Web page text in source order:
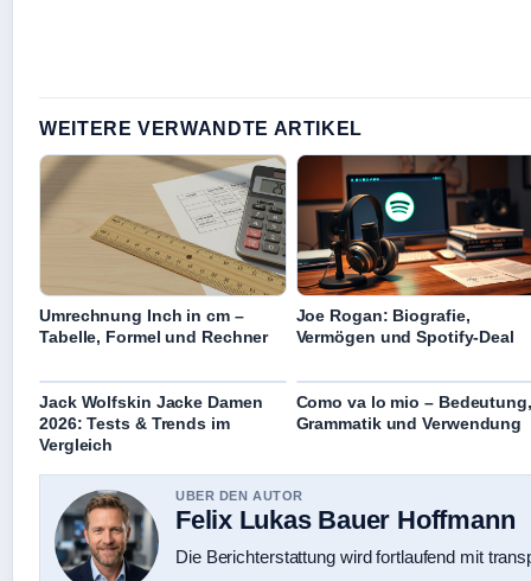
WEITERE VERWANDTE ARTIKEL
Umrechnung Inch in cm –
Tabelle, Formel und Rechner
Joe Rogan: Biografie,
Vermögen und Spotify-Deal
Jack Wolfskin Jacke Damen
2026: Tests & Trends im
Vergleich
Como va lo mio – Bedeutung,
Grammatik und Verwendung
UBER DEN AUTOR
Felix Lukas Bauer Hoffmann
Die Berichterstattung wird fortlaufend mit